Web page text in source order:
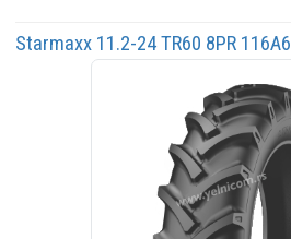
Starmaxx 11.2-24 TR60 8PR 116A6